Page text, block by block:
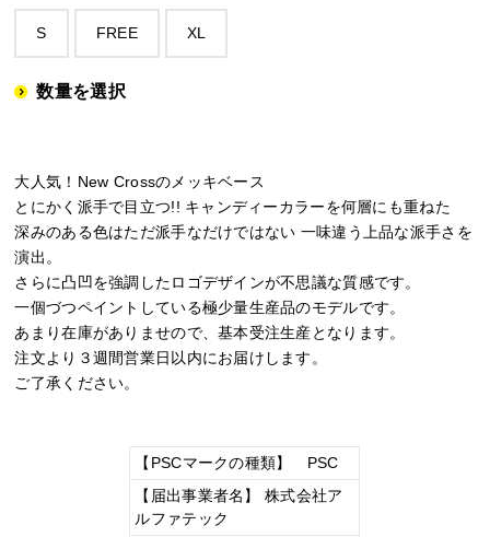
S FREE XL
数量を選択
大人気！New Crossのメッキベース
とにかく派手で目立つ!! キャンディーカラーを何層にも重ねた
深みのある色はただ派手なだけではない 一味違う上品な派手さを
演出。
さらに凸凹を強調したロゴデザインが不思議な質感です。
一個づつペイントしている極少量生産品のモデルです。
あまり在庫がありませので、基本受注生産となります。
注文より３週間営業日以内にお届けします。
ご了承ください。
【PSCマークの種類】 PSC
【届出事業者名】 株式会社ア
ルファテック